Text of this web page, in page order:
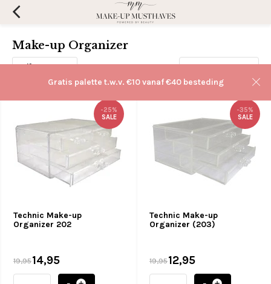
Gratis palette t.w.v. €10 vanaf €40 besteding
Make-up Organizer
Filters
Technic Make-up
Organizer 202
-25%
SALE
19,9514,95
Technic Make-up
Organizer (203)
-35%
SALE
19,9512,95